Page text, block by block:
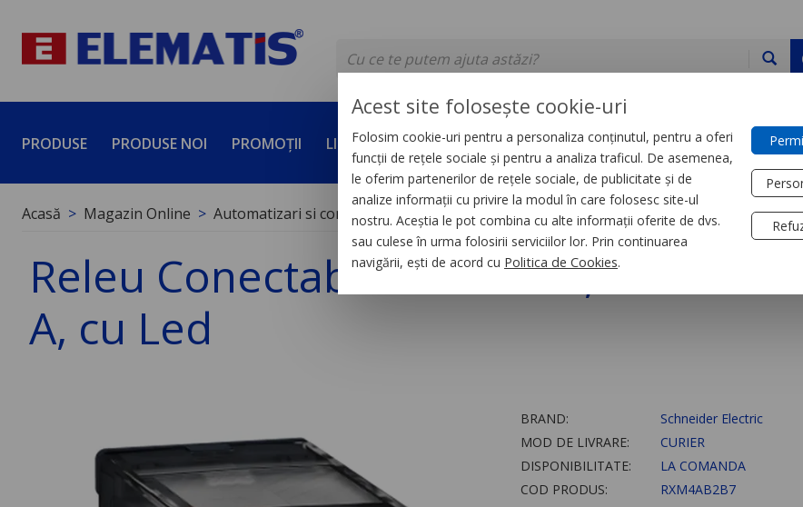
PRODUSE PRODUSE NOI PROMOȚII LICHIDĂRI DE STOC SERVICII DEVINO PARTENER CONTACT
Acasă Magazin Online Automatizari si control industrial Relee
Releu Conectabil Miniatura, Zelio
A, cu Led
BRAND:
Schneider Electric
MOD DE LIVRARE:
CURIER
DISPONIBILITATE:
LA COMANDA
COD PRODUS:
RXM4AB2B7
Acest site folosește cookie-uri
Folosim cookie-uri pentru a personaliza conținutul, pentru a oferi
funcții de rețele sociale și pentru a analiza traficul. De asemenea,
le oferim partenerilor de rețele sociale, de publicitate și de
analize informații cu privire la modul în care folosesc site-ul
nostru. Aceștia le pot combina cu alte informații oferite de dvs.
sau culese în urma folosirii serviciilor lor. Prin continuarea
navigării, ești de acord cu Politica de Cookies.